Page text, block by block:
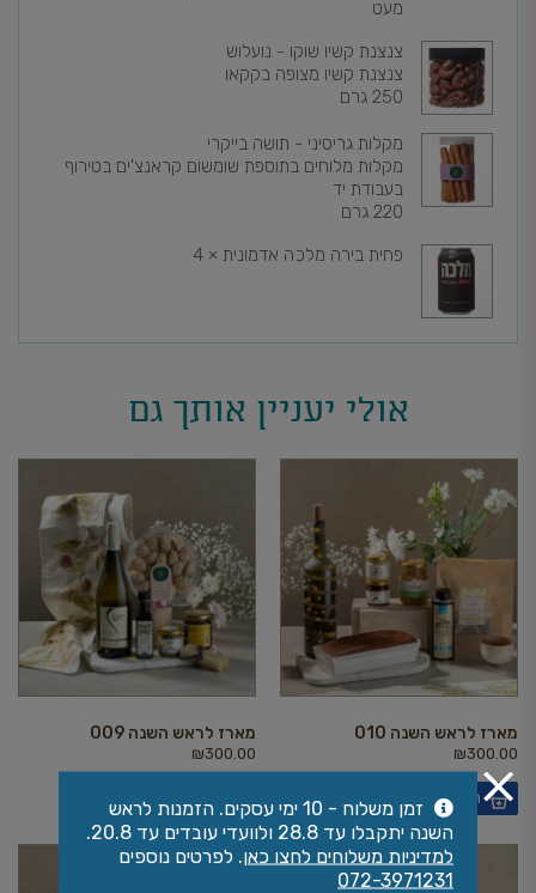
מעט
צנצנת קשיו שוקו - נועלוש
צנצנת קשיו מצופה בקקאו
250 גרם
מקלות גריסיני - תושה בייקרי
מקלות מלוחים בתוספת שומשום קראנצ'ים בטירוף
בעבודת יד
220 גרם
פחית בירה מלכה אדמונית × 4
אולי יעניין אותך גם
מארז לראש השנה 010
₪300.00
הוספה לסל הקניות
מארז לראש השנה 009
₪300.00
הוספה לסל הקניות
זמן משלוח - 10 ימי עסקים. הזמנות לראש
השנה יתקבלו עד 28.8 ולוועדי עובדים עד 20.8.
למדיניות משלוחים לחצו כאן. לפרטים נוספים
072-3971231